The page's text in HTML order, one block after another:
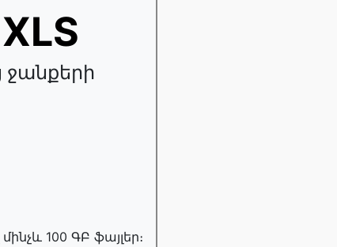
ջանքերի
100 ԳԲ ֆայլեր։